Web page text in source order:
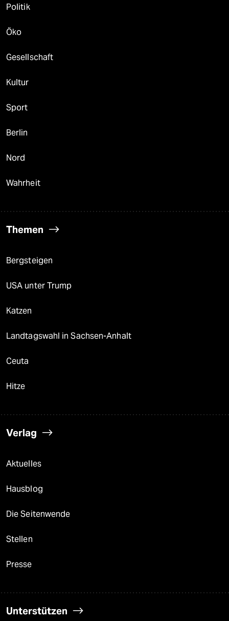
Politik
Öko
Gesellschaft
Kultur
Sport
Berlin
Nord
Wahrheit
Themen
Bergsteigen
USA unter Trump
Katzen
Landtagswahl in Sachsen-Anhalt
Ceuta
Hitze
Verlag
Aktuelles
Hausblog
Die Seitenwende
Stellen
Presse
Unterstützen